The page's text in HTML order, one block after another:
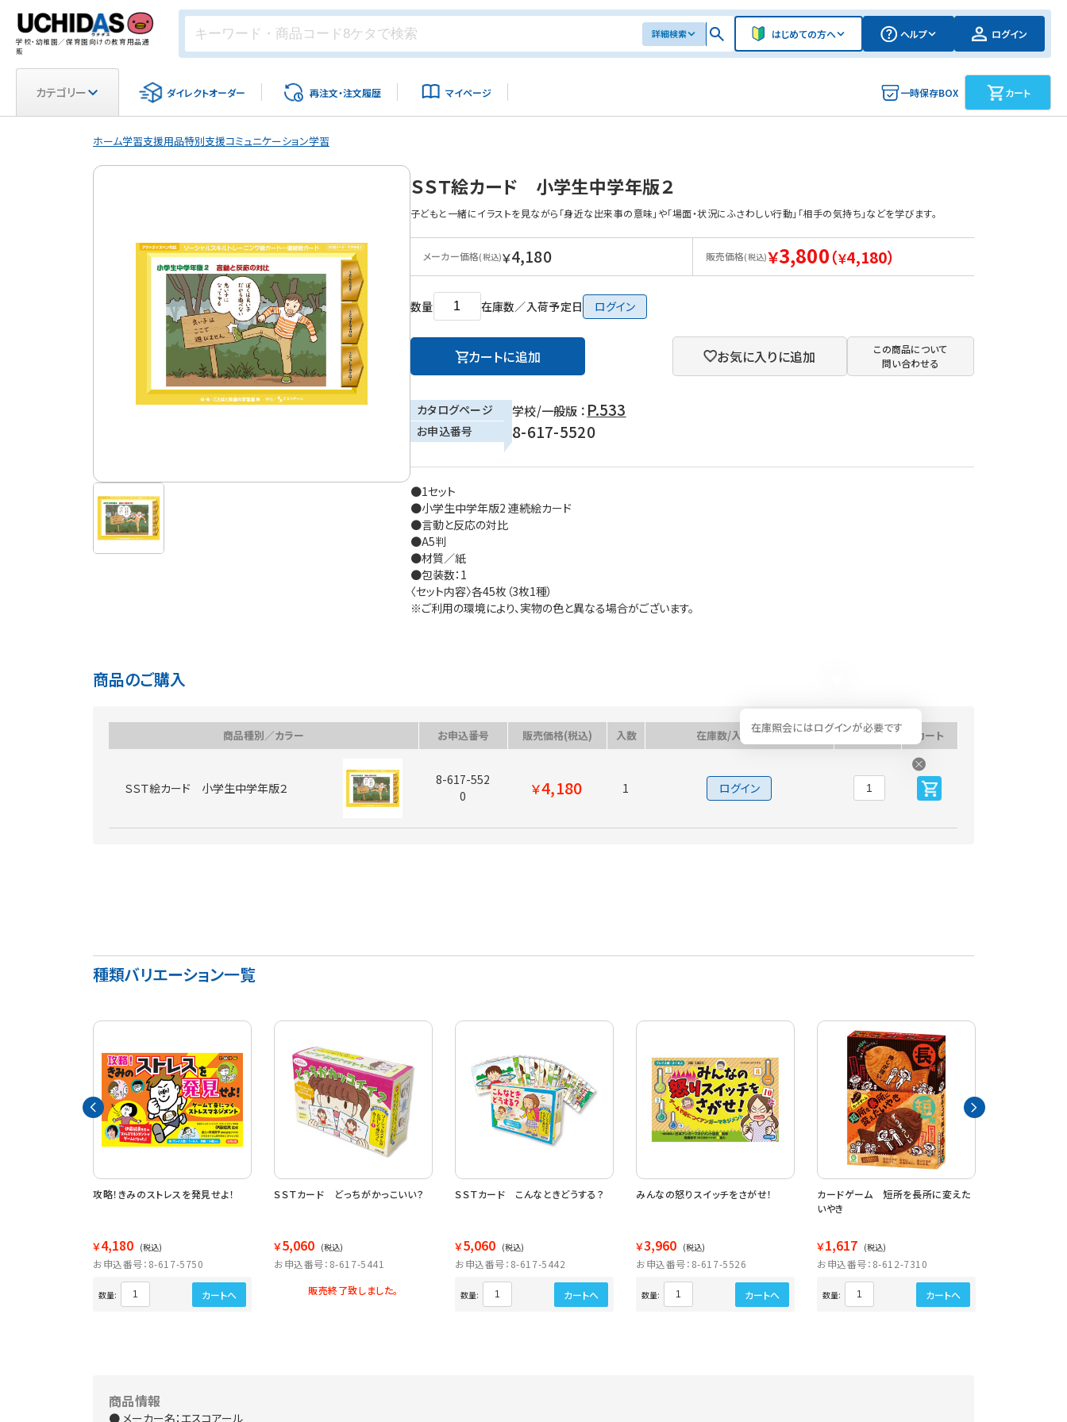
学校・幼稚園／保育園向けの教育用品通
販
詳細検索 はじめての方へ ヘルプ ログイン
カテゴリー ダイレクトオーダー 再注文・注文履歴 マイページ 一時保存BOX カート
ホーム学習支援用品特別支援コミュニケーション学習
ＳＳＴ絵カード 小学生中学年版２
子どもと一緒にイラストを見ながら「身近な出来事の意味」や「場面・状況にふさわしい行動」「相手の気持ち」などを学びます。
メーカー価格(税込)￥4,180 販売価格(税込)￥3,800（￥4,180）
数量 在庫数／入荷予定日 ログイン
カートに追加 お気に入りに追加
この商品について
問い合わせる
カタログページ 学校/一般版 ： P.533
お申込番号 8-617-5520
●1セット
●小学生中学年版2 連続絵カード
●言動と反応の対比
●A5判
●材質／紙
●包装数：1
〈セット内容〉各45枚（3枚1種）
※ご利用の環境により、実物の色と異なる場合がございます。
商品のご購入
商品種別／カラー お申込番号 販売価格(税込) 入数 在庫数/入荷予定日
在庫照会にはログインが必要です
数量 カート
ＳＳＴ絵カード 小学生中学年版２
8-617-552
0
￥4,180 1 ログイン
種類バリエーション一覧
攻略！きみのストレスを発見せよ！
￥4,180 (税込)
お申込番号：8-617-5750
数量: カートへ
ＳＳＴカード どっちがかっこいい？
￥5,060 (税込)
お申込番号：8-617-5441
販売終了致しました。
ＳＳＴカード こんなときどうする？
￥5,060 (税込)
お申込番号：8-617-5442
数量: カートへ
みんなの怒りスイッチをさがせ！
￥3,960 (税込)
お申込番号：8-617-5526
数量: カートへ
カードゲーム 短所を長所に変えた
いやき
￥1,617 (税込)
お申込番号：8-612-7310
数量: カートへ
商品情報
● メーカー名：エスコアール